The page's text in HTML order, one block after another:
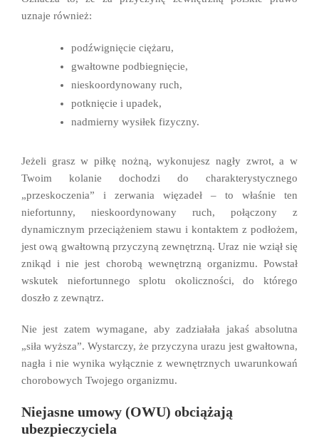
uznaje również:
podźwignięcie ciężaru,
gwałtowne podbiegnięcie,
nieskoordynowany ruch,
potknięcie i upadek,
nadmierny wysiłek fizyczny.
Jeżeli grasz w piłkę nożną, wykonujesz nagły zwrot, a w
Twoim kolanie dochodzi do charakterystycznego
„przeskoczenia” i zerwania więzadeł – to właśnie ten
niefortunny, nieskoordynowany ruch, połączony z
dynamicznym przeciążeniem stawu i kontaktem z podłożem,
jest ową gwałtowną przyczyną zewnętrzną. Uraz nie wziął się
znikąd i nie jest chorobą wewnętrzną organizmu. Powstał
wskutek niefortunnego splotu okoliczności, do którego
doszło z zewnątrz.
Nie jest zatem wymagane, aby zadziałała jakaś absolutna
„siła wyższa”. Wystarczy, że przyczyna urazu jest gwałtowna,
nagła i nie wynika wyłącznie z wewnętrznych uwarunkowań
chorobowych Twojego organizmu.
Niejasne umowy (OWU) obciążają
ubezpieczyciela